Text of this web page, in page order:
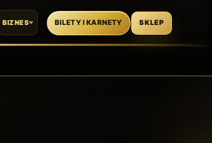
BIZNES BILETY I KARNETY SKLEP